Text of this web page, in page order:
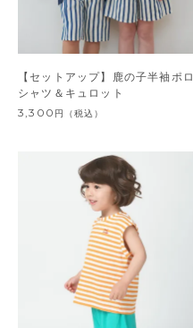
【セットアップ】鹿の子半袖ポロ
シャツ＆キュロット
3,300 円 （税込）